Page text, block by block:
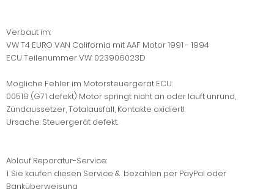
Verbaut im:
VW T4 EURO VAN California mit AAF Motor 1991 - 1994
ECU Teilenummer VW: 023906023D
Mögliche Fehler im Motorsteuergerät ECU:
00519 (G71 defekt) Motor springt nicht an oder läuft unrund,
Zündaussetzer, Totalausfall, Kontakte oxidiert!
Ursache: Steuergerät defekt.
Ablauf Reparatur-Service:
1. Sie kaufen diesen Service & bezahlen per PayPal oder
Banküberweisung